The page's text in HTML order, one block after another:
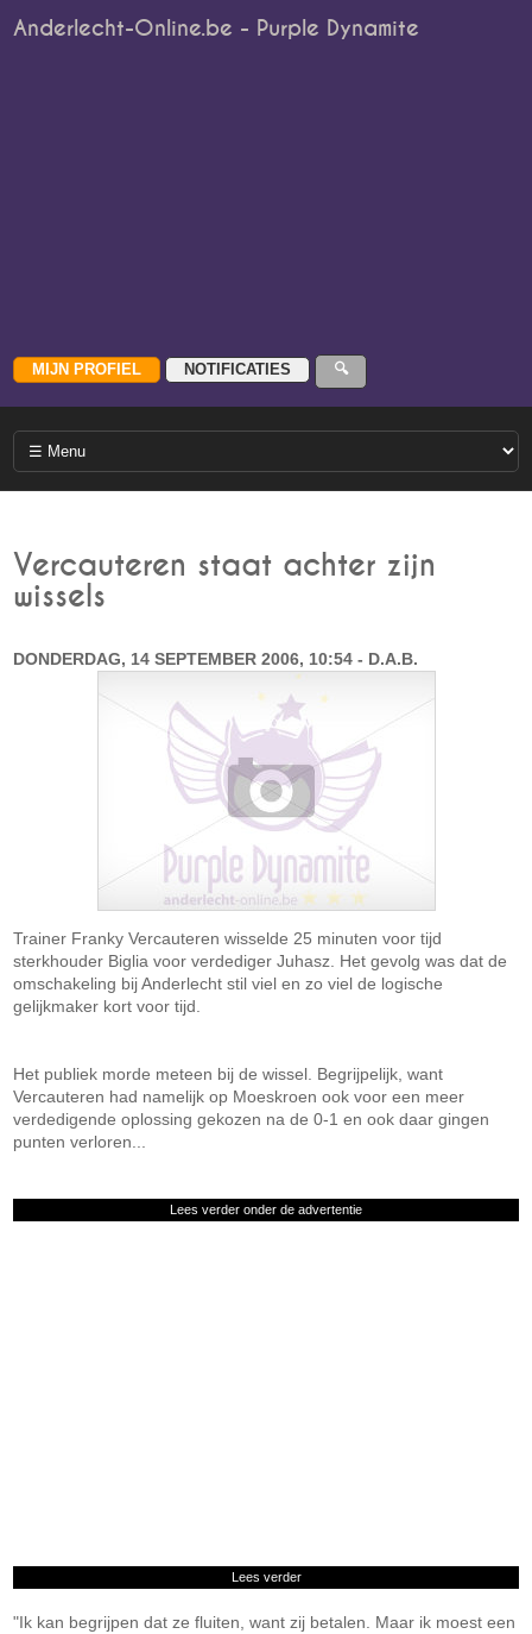
Anderlecht-Online.be - Purple Dynamite
Vercauteren staat achter zijn
wissels
DONDERDAG, 14 SEPTEMBER 2006, 10:54 - D.A.B.
Trainer Franky Vercauteren wisselde 25 minuten voor tijd
sterkhouder Biglia voor verdediger Juhasz. Het gevolg was dat de
omschakeling bij Anderlecht stil viel en zo viel de logische
gelijkmaker kort voor tijd.
Het publiek morde meteen bij de wissel. Begrijpelijk, want
Vercauteren had namelijk op Moeskroen ook voor een meer
verdedigende oplossing gekozen na de 0-1 en ook daar gingen
punten verloren...
Lees verder onder de advertentie
Lees verder
"Ik kan begrijpen dat ze fluiten, want zij betalen. Maar ik moest een